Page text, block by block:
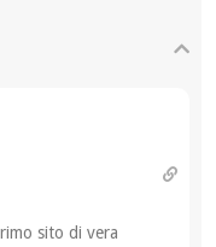
sito di vera